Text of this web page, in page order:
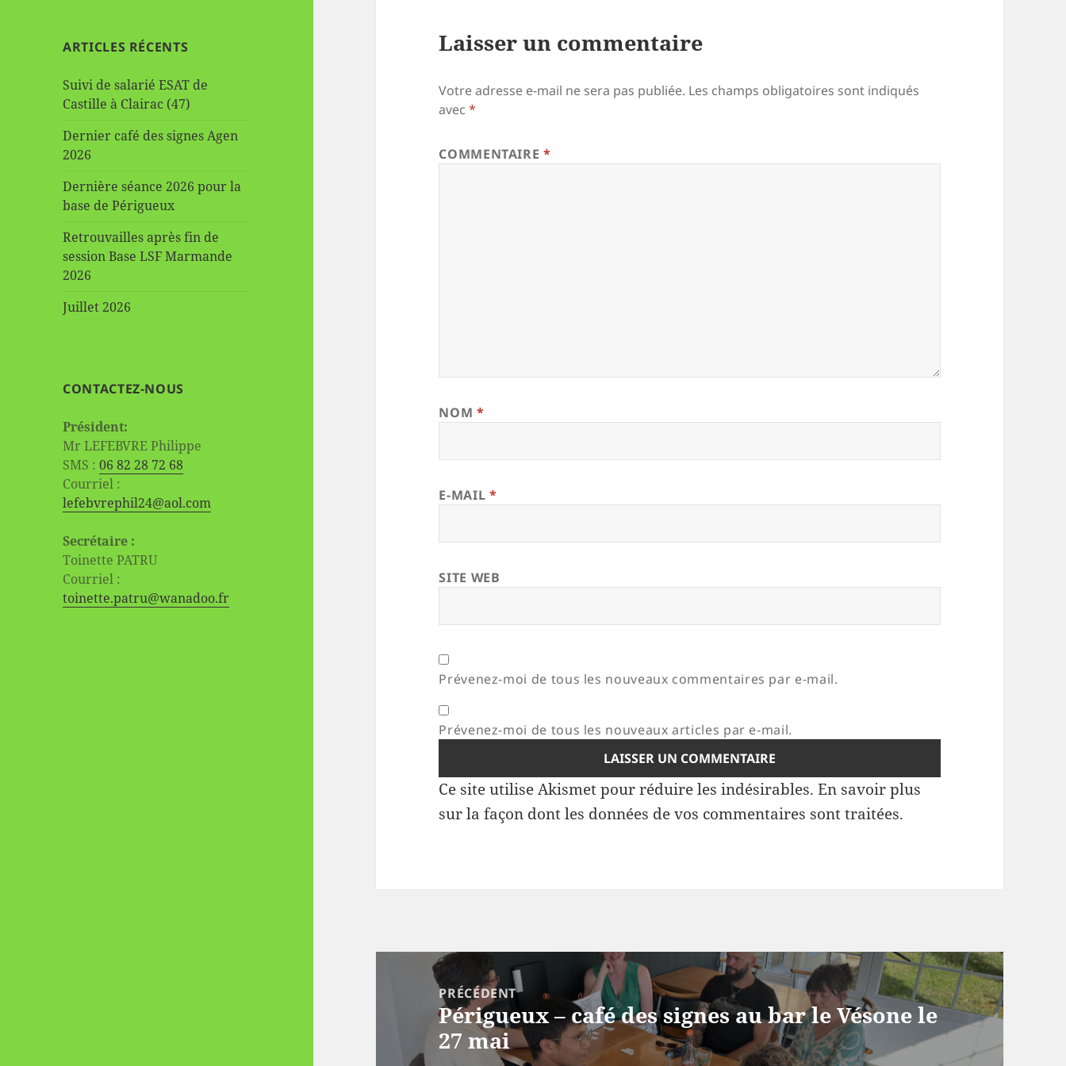
ARTICLES RÉCENTS
Suivi de salarié ESAT de
Castille à Clairac (47)
Dernier café des signes Agen
2026
Dernière séance 2026 pour la
base de Périgueux
Retrouvailles après fin de
session Base LSF Marmande
2026
Juillet 2026
CONTACTEZ-NOUS
Président:
Mr LEFEBVRE Philippe
SMS :06 82 28 72 68
Courriel :
lefebvrephil24@aol.com
Secrétaire :
Toinette PATRU
Courriel :
toinette.patru@wanadoo.fr
Laisser un commentaire
Votre adresse e-mail ne sera pas publiée. Les champs obligatoires sont indiqués
avec*
COMMENTAIRE*
NOM *
E-MAIL *
SITE WEB
Prévenez-moi de tous les nouveaux commentaires par e-mail.
Prévenez-moi de tous les nouveaux articles par e-mail.
Ce site utilise Akismet pour réduire les indésirables.En savoir plus
sur la façon dont les données de vos commentaires sont traitées.
Navigation
PRÉCÉDENT
Article
précédent :
Périgueux – café des signes au bar le Vésone le
27 mai